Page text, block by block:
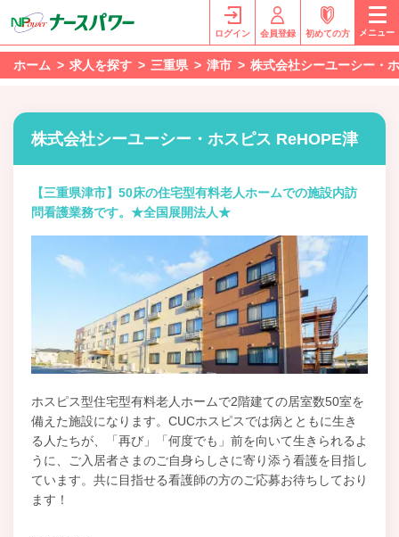
ログイン 会員登録 初めての方 メニュー
ホーム 求人を探す 三重県 津市 株式会社シーユーシー・
株式会社シーユーシー・ホスピス ReHOPE津
【三重県津市】50床の住宅型有料老人ホームでの施設内訪
問看護業務です。★全国展開法人★
ホスピス型住宅型有料老人ホームで2階建ての居室数50室を
備えた施設になります。CUCホスピスでは病とともに生き
る人たちが、「再び」「何度でも」前を向いて生きられるよ
うに、ご入居者さまのご自身らしさに寄り添う看護を目指し
ています。共に目指せる看護師の方のご応募お待ちしており
ます！